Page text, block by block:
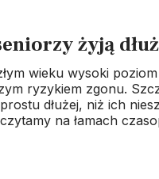
żyją
wieku wysoki
ryzykiem zgonu.
dłużej, niż ich
na łamach